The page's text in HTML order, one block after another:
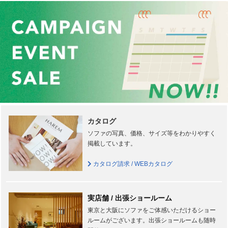
カタログ
ソファの写真、価格、サイズ等をわかりやすく
掲載しています。
カタログ請求 / WEBカタログ
実店舗 / 出張ショールーム
東京と大阪にソファをご体感いただけるショー
ルームがございます。出張ショールームも随時